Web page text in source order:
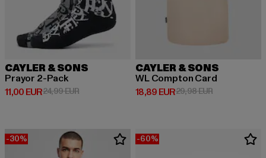
CAYLER & SONS
Prayor 2-Pack
11,00 EUR
Derzeitiger Preis: 11,00 EUR
24,99 EURAktionspreis: 24,99 EUR
CAYLER & SONS
WL Compton Card
18,89 EUR
Derzeitiger Preis: 18,89 EUR
29,98 EURAktionspreis:
-30% -60%